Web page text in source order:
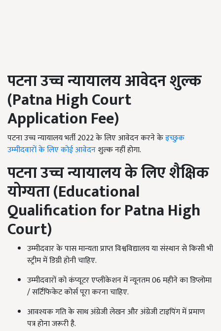
पटना उच्च न्यायालय आवेदन शुल्क
(Patna High Court
Application Fee)
पटना उच्च न्यायालय भर्ती 2022 के लिए आवेदन करने केइच्छुक
उम्मीदवारों के लिए कोई आवेदनशुल्क नहीं होगा.
पटना उच्च न्यायालय के लिए शैक्षिक
योग्यता (Educational
Qualification for Patna High
Court)
उम्मीदवार के पास मान्यता प्राप्त विश्वविद्यालय या संस्थान से किसी भी
स्ट्रीम में डिग्री होनी चाहिए.
उम्मीदवारों को कंप्यूटर एप्लीकेशन में न्यूनतम 06 महीने का डिप्लोमा
/ सर्टिफिकेट कोर्स पूरा करना चाहिए.
आवश्यक गति के साथ अंग्रेजी लेखन और अंग्रेजी टाइपिंग में प्रमाण
पत्र होना जरूरी है.